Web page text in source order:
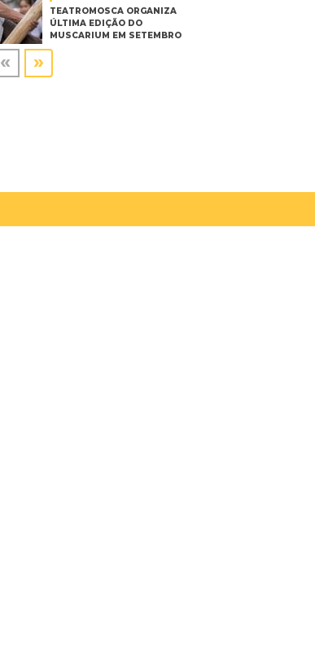
TEATROMOSCA ORGANIZA
ÚLTIMA EDIÇÃO DO
MUSCARIUM EM SETEMBRO
« »